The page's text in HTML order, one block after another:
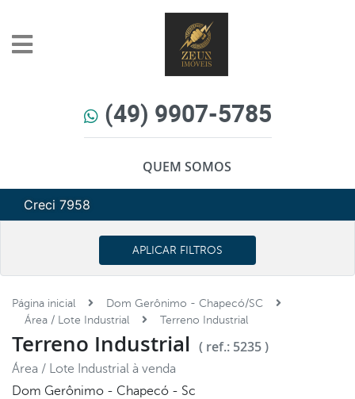
(49) 9907-5785
QUEM SOMOS
Creci 7958
APLICAR FILTROS
Página inicial
Dom Gerônimo - Chapecó/SC
Área / Lote Industrial
Terreno Industrial
Terreno Industrial ( ref.: 5235 )
Área / Lote Industrial à venda
Dom Gerônimo - Chapecó - Sc